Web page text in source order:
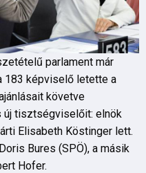
parlament már
183 képviselő letette a
követve
új tisztségviselőit: elnök
Elisabeth Köstinger lett.
Bures (SPÖ), a másik
Hofer.